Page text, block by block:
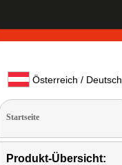
Österreich / Deutsch
Startseite
Produkt-Übersicht: